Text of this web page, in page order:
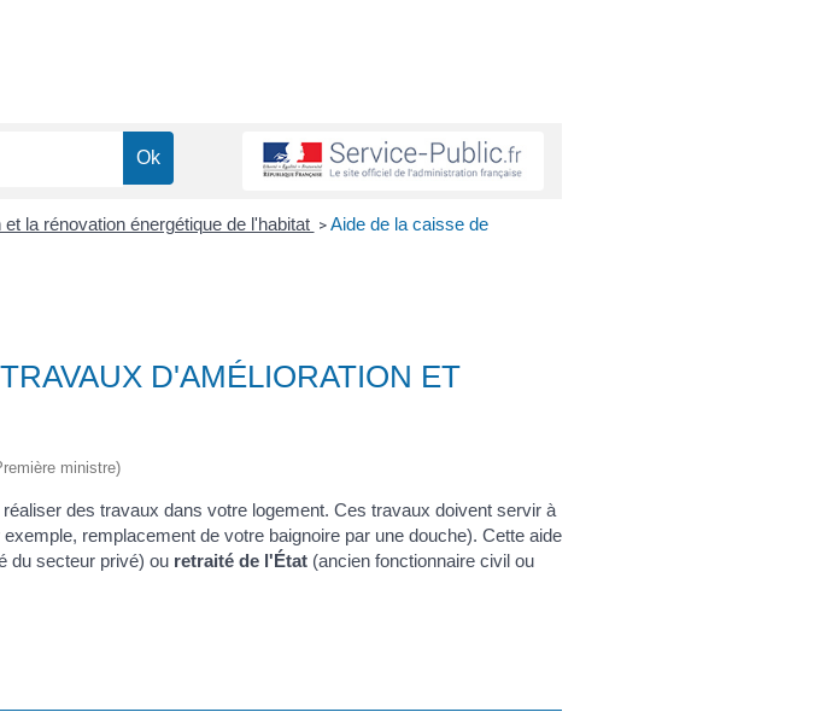
la rénovation énergétique de l'habitat > Aide de la caisse de
D'AMÉLIORATION ET
ministre)
des travaux dans votre logement. Ces travaux doivent servir à
remplacement de votre baignoire par une douche). Cette aide
du secteur privé) ou retraité de l'État (ancien fonctionnaire civil ou